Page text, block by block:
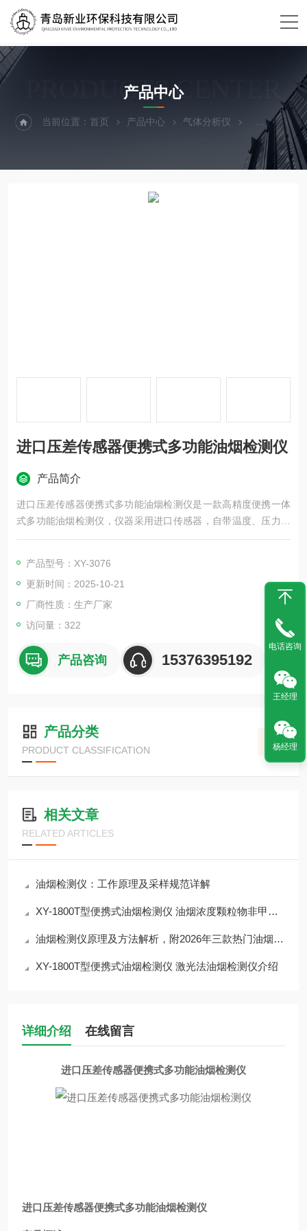
PRODUCTS CENTER
产品中心
当前位置：首页 产品中心 气体分析仪 油烟检测仪
进口压差传感器便携式多功能油烟检测仪
产品简介
进口压差传感器便携式多功能油烟检测仪是一款高精度便携一体
式多功能油烟检测仪，仪器采用进口传感器，自带温度、压力补
偿修正，具有测量精度高，耐腐蚀，使用温度范围宽等优点，广
市执法大队等对油烟排放浓度及工况参数的检测。
产品型号：XY-3076
更新时间：2025-10-21
厂商性质：生产厂家
访问量：322
产品咨询 15376395192
产品分类
PRODUCT CLASSIFICATION
相关文章
RELATED ARTICLES
油烟检测仪：工作原理及采样规范详解
XY-1800T型便携式油烟检测仪 油烟浓度颗粒物非甲烷总烃监测介绍
油烟检测仪原理及方法解析，附2026年三款热门油烟检测仪型号对比
XY-1800T型便携式油烟检测仪 激光法油烟检测仪介绍
详细介绍 在线留言
进口压差传感器便携式多功能油烟检测仪
进口压差传感器便携式多功能油烟检测仪
电话咨询
王经理
杨经理